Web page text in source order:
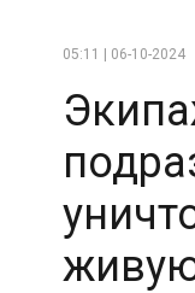
05:11 | 06-10-2024